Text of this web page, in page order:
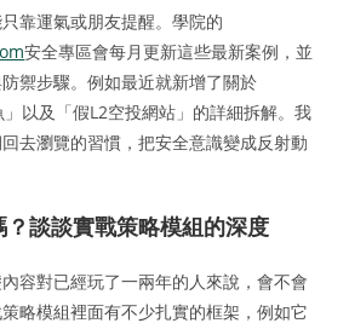
靠運氣或朋友提醒。學院的
安全專區會每月更新這些最新案例，並
禦步驟。例如最近就新增了關於
」以及「假L2空投網站」的詳細拆解。我
去瀏覽的習慣，把安全意識變成反射動
談談實戰策略模組的深度
容對已經玩了一兩年的人來說，會不會
略模組裡面有不少扎實的框架，例如它